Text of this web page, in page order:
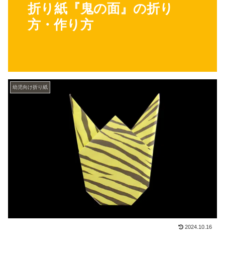
折り紙『鬼の面』の折り
方・作り方
幼児向け折り紙
2024.10.16